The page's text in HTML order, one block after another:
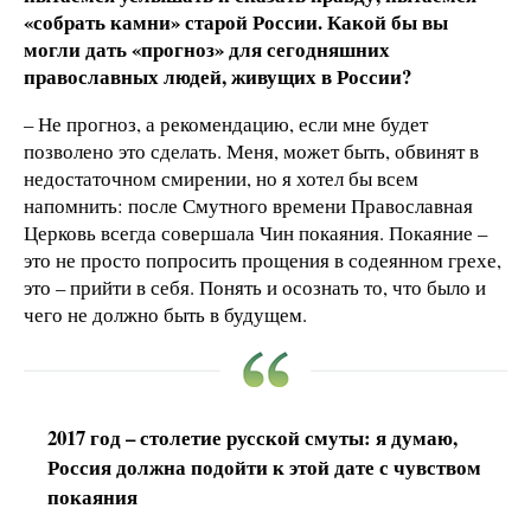
«собрать камни» старой России. Какой бы вы
могли дать «прогноз» для сегодняшних
православных людей, живущих в России?
– Не прогноз, а рекомендацию, если мне будет
позволено это сделать. Меня, может быть, обвинят в
недостаточном смирении, но я хотел бы всем
напомнить: после Смутного времени Православная
Церковь всегда совершала Чин покаяния. Покаяние –
это не просто попросить прощения в содеянном грехе,
это – прийти в себя. Понять и осознать то, что было и
чего не должно быть в будущем.
2017 год – столетие русской смуты: я думаю,
Россия должна подойти к этой дате с чувством
покаяния